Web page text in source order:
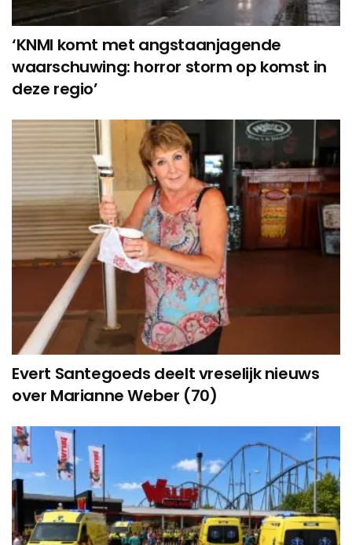
‘KNMI komt met angstaanjagende
waarschuwing: horror storm op komst in
deze regio’
Evert Santegoeds deelt vreselijk nieuws
over Marianne Weber (70)